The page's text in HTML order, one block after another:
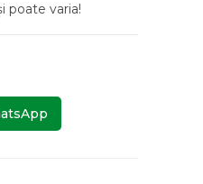
poate varia!